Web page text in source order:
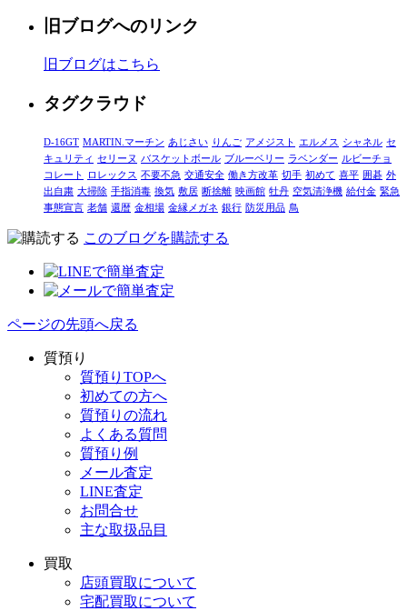
旧ブログへのリンク
旧ブログはこちら
タグクラウド
D-16GT MARTIN.マーチン あじさい りんご アメジスト エルメス シャネル セ
キュリティ セリーヌ バスケットボール ブルーベリー ラベンダー ルビーチョ
コレート
ロレックス 不要不急 交通安全 働き方改革 切手 初めて 喜平 囲碁 外
出自粛 大掃除 手指消毒 換気 敷居 断捨離 映画館 牡丹 空気清浄機 給付金 緊急
事態宣言 老舗 還暦 金相場 金縁メガネ 銀行 防災用品 鳥
このブログを購読する
ページの先頭へ戻る
質預り
質預りTOPへ
初めての方へ
質預りの流れ
よくある質問
質預り例
メール査定
LINE査定
お問合せ
主な取扱品目
買取
店頭買取について
宅配買取について